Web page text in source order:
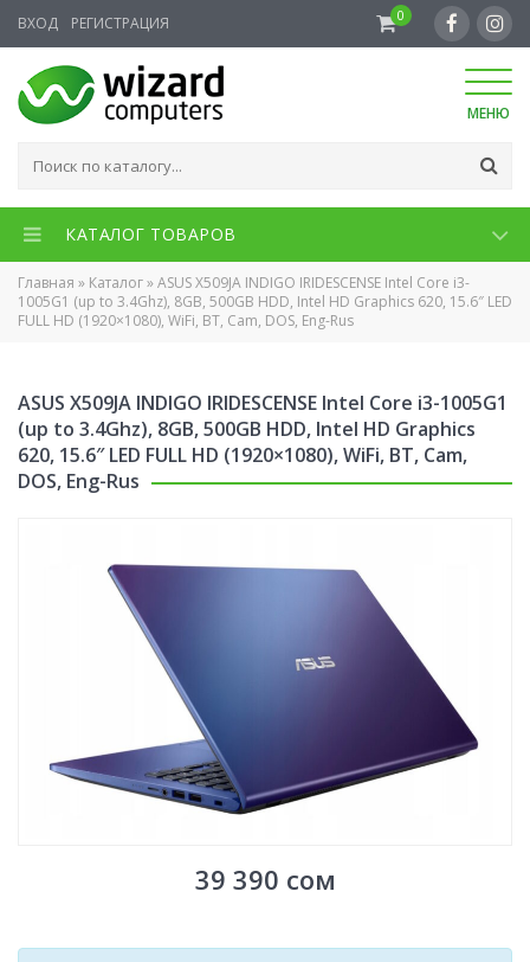
ВХОД РЕГИСТРАЦИЯ 0
МЕНЮ
КАТАЛОГ ТОВАРОВ
Главная » Каталог»ASUS X509JA INDIGO IRIDESCENSE Intel Core i3-
1005G1 (up to 3.4Ghz), 8GB, 500GB HDD, Intel HD Graphics 620, 15.6″ LED
FULL HD (1920×1080), WiFi, BT, Cam, DOS, Eng-Rus
ASUS X509JA INDIGO IRIDESCENSE Intel Core i3-1005G1
(up to 3.4Ghz), 8GB, 500GB HDD, Intel HD Graphics
620, 15.6″ LED FULL HD (1920×1080), WiFi, BT, Cam,
DOS, Eng-Rus
39 390 сом